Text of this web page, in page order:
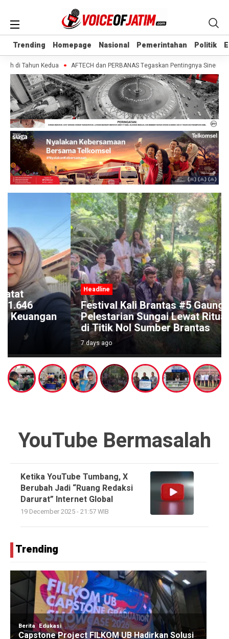
Trending Homepage Nasional Pemerintahan Politik
Trending Homepage Nasional Pemerintahan Politik
di Tahun Kedua AFTECH dan PERBANAS Tegaskan Pentingnya Sinergi
Headline
Festival Kali Brantas #5 Gaungkan
Pelestarian Sungai Lewat Ritual Budaya
di Titik Nol Sumber Brantas
7 days ago
YouTube Bermasalah
Ketika YouTube Tumbang, X
Berubah Jadi “Ruang Redaksi
Darurat” Internet Global
19 December 2025 - 21:57 WIB
Trending